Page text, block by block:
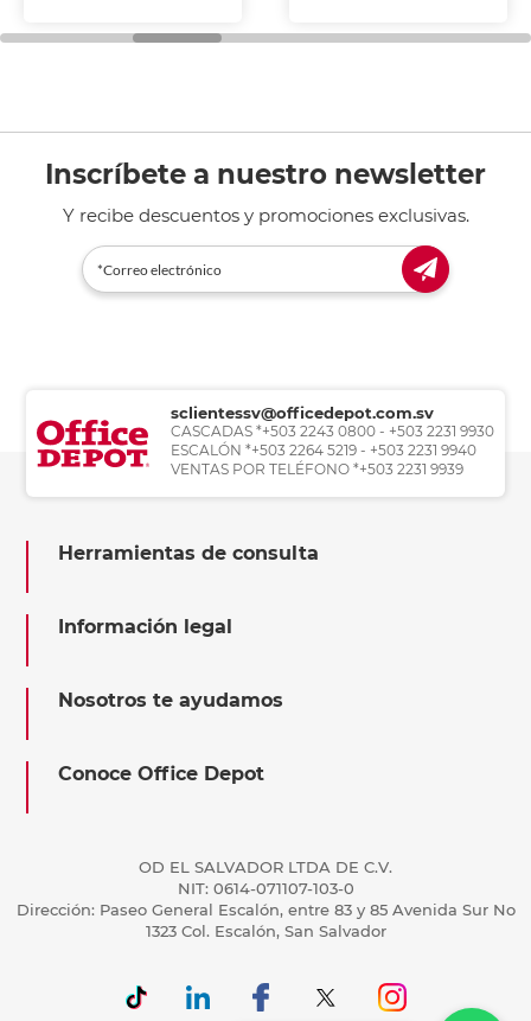
Inscríbete a nuestro newsletter
Y recibe descuentos y promociones exclusivas.
sclientessv@officedepot.com.sv
CASCADAS *+503 2243 0800 - +503 2231 9930
ESCALÓN *+503 2264 5219 - +503 2231 9940
VENTAS POR TELÉFONO *+503 2231 9939
Herramientas de consulta
Información legal
Nosotros te ayudamos
Conoce Office Depot
OD EL SALVADOR LTDA DE C.V.
NIT: 0614-071107-103-0
Dirección: Paseo General Escalón, entre 83 y 85 Avenida Sur No
1323 Col. Escalón, San Salvador